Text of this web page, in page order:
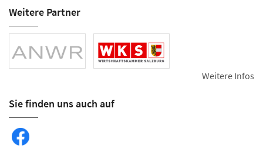
Weitere Partner
Weitere Infos
Sie finden uns auch auf